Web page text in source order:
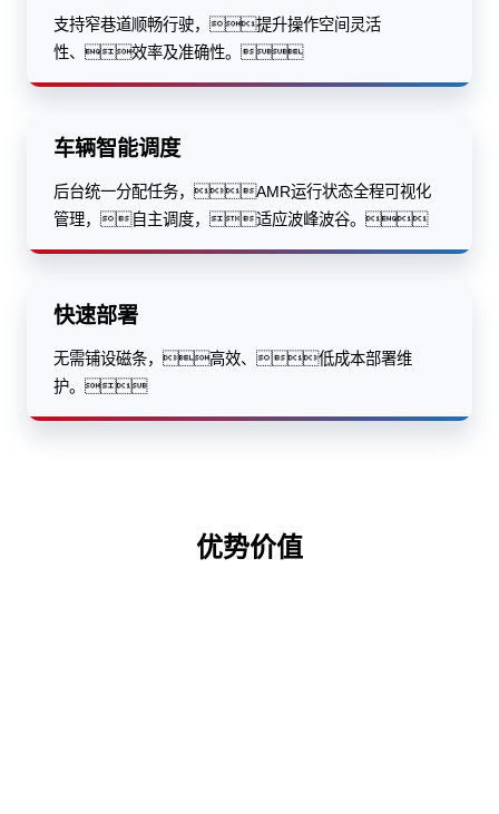
支持窄巷道顺畅行驶，提升操作空间灵活
性、效率及准确性。
车辆智能调度
后台统一分配任务，AMR运行状态全程可视化
管理，自主调度，适应波峰波谷。
快速部署
无需铺设磁条，高效、低成本部署维
护。
优势价值